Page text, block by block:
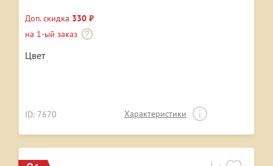
Доп. скидка 330 ₽
на 1-ый заказ
Цвет
ID: 7670 Характеристики